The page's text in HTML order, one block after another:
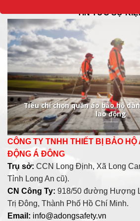
TIN TỨC SỰ
Tiêu chí chọn quần áo bảo hộ
lao động
CÔNG TY TNHH THIẾT BỊ BẢO
ĐỘNG Á ĐÔNG
Trụ sở: CCN Long Định, Xã Long
Tỉnh Long An cũ).
CN Công Ty: 918/50 đường Hượng
Trị Đông, Thành Phố Hồ Chí Minh.
Email: info@adongsafety.vn